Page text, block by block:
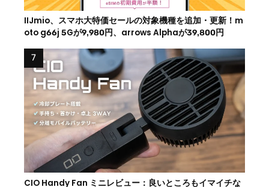
IIJmio、スマホ大特価セールの対象機種を追加・更新！m
oto g66j 5Gが9,980円、arrows Alphaが39,800円
CIO Handy Fan ミニレビュー：良いところもイマイチな